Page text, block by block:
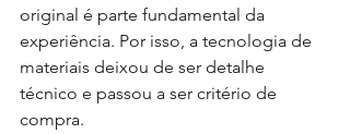
original é parte fundamental da
experiência. Por isso, a tecnologia de
materiais deixou de ser detalhe
técnico e passou a ser critério de
compra.